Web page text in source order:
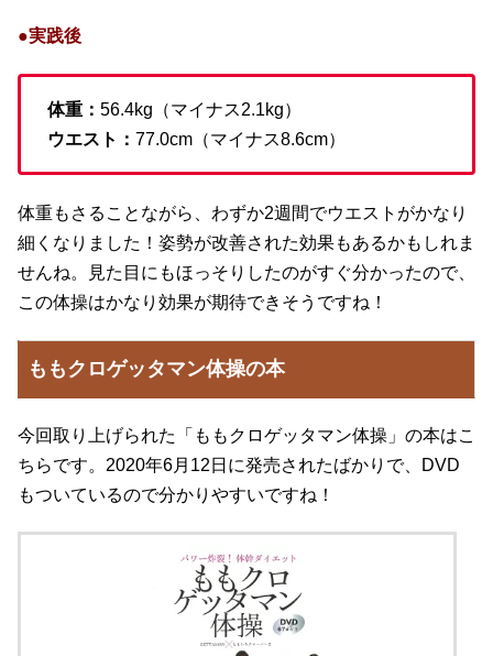
●実践後
体重： 56.4kg（マイナス2.1kg）
ウエスト： 77.0cm（マイナス8.6cm）
体重もさることながら、わずか2週間でウエストがかなり
細くなりました！姿勢が改善された効果もあるかもしれま
せんね。見た目にもほっそりしたのがすぐ分かったので、
この体操はかなり効果が期待できそうですね！
ももクロゲッタマン体操の本
今回取り上げられた「ももクロゲッタマン体操」の本はこ
ちらです。2020年6月12日に発売されたばかりで、DVD
もついているので分かりやすいですね！